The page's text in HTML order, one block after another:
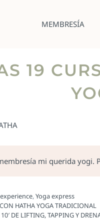
MEMBRESÍA
19
mi querida yogi.
,Yoga express
HATHA YOGA TRADICIONAL
DE LIFTING, TAPPING Y